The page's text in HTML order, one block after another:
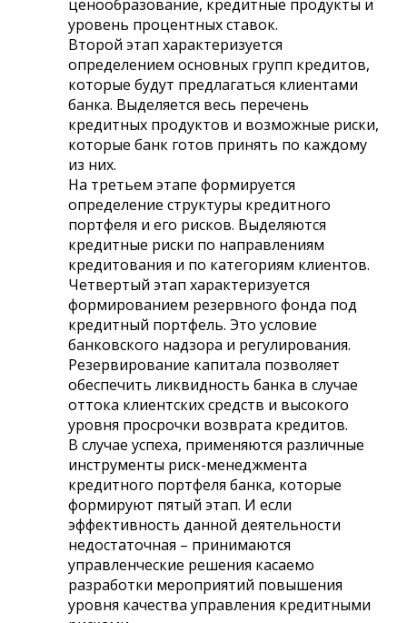
ценообразование, кредитные продукты и
уровень процентных ставок.
Второй этап характеризуется
определением основных групп кредитов,
которые будут предлагаться клиентами
банка. Выделяется весь перечень
кредитных продуктов и возможные риски,
которые банк готов принять по каждому
из них.
На третьем этапе формируется
определение структуры кредитного
портфеля и его рисков. Выделяются
кредитные риски по направлениям
кредитования и по категориям клиентов.
Четвертый этап характеризуется
формированием резервного фонда под
кредитный портфель. Это условие
банковского надзора и регулирования.
Резервирование капитала позволяет
обеспечить ликвидность банка в случае
оттока клиентских средств и высокого
уровня просрочки возврата кредитов.
В случае успеха, применяются различные
инструменты риск-менеджмента
кредитного портфеля банка, которые
формируют пятый этап. И если
эффективность данной деятельности
недостаточная – принимаются
управленческие решения касаемо
разработки мероприятий повышения
уровня качества управления кредитными